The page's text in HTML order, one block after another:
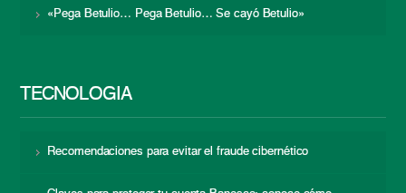
«Pega Betulio… Pega Betulio… Se cayó Betulio»
TECNOLOGÍA
Recomendaciones para evitar el fraude cibernético